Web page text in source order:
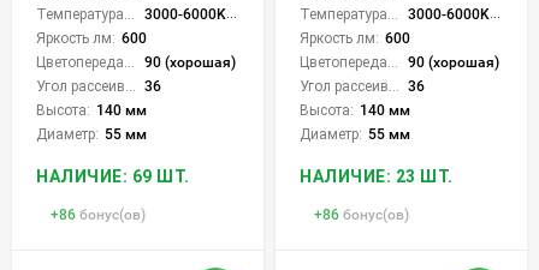
3000-6000K (плавная рег.)
Яркость лм: 600
90 (хорошая)
36
Высота: 140 мм
Диаметр: 55 мм
НАЛИЧИЕ: 69 ШТ.
+86 бонус(ов)
3000-6000K (плавная рег.)
Яркость лм: 600
90 (хорошая)
36
Высота: 140 мм
Диаметр: 55 мм
НАЛИЧИЕ: 23 ШТ.
+86 бонус(ов)